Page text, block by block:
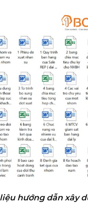
hướng dẫn xây